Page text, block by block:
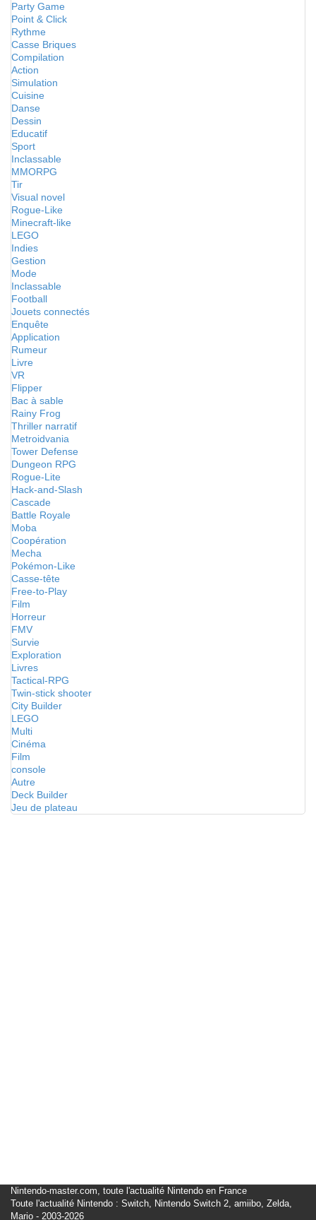
Party Game
Point & Click
Rythme
Casse Briques
Compilation
Action
Simulation
Cuisine
Danse
Dessin
Educatif
Sport
Inclassable
MMORPG
Tir
Visual novel
Rogue-Like
Minecraft-like
LEGO
Indies
Gestion
Mode
Inclassable
Football
Jouets connectés
Enquête
Application
Rumeur
Livre
VR
Flipper
Bac à sable
Rainy Frog
Thriller narratif
Metroidvania
Tower Defense
Dungeon RPG
Rogue-Lite
Hack-and-Slash
Cascade
Battle Royale
Moba
Coopération
Mecha
Pokémon-Like
Casse-tête
Free-to-Play
Film
Horreur
FMV
Survie
Exploration
Livres
Tactical-RPG
Twin-stick shooter
City Builder
LEGO
Multi
Cinéma
Film
console
Autre
Deck Builder
Jeu de plateau
Nintendo-master.com, toute l'actualité Nintendo en France
Toute l'actualité Nintendo : Switch, Nintendo Switch 2, amiibo, Zelda,
Mario - 2003-2026